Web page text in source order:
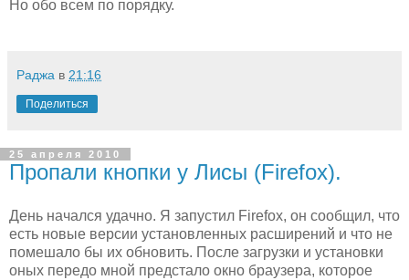
Но обо всем по порядку.
Раджа в 21:16
Поделиться
25 апреля 2010
Пропали кнопки у Лисы (Firefox).
День начался удачно. Я запустил Firefox, он сообщил, что
есть новые версии установленных расширений и что не
помешало бы их обновить. После загрузки и установки
оных передо мной предстало окно браузера, которое